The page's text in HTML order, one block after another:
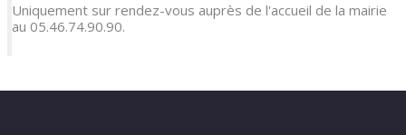
Uniquement sur rendez-vous auprès de l'accueil de la mairie
au 05.46.74.90.90.